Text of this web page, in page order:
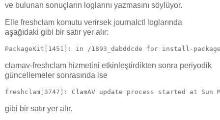
ve bulunan sonuçların loglarını yazmasını söylüyor.
Elle freshclam komutu verirsek journalctl loglarında
aşağıdaki gibi bir satır yer alır:
PackageKit[1451]: in /1893_dabddcde for install-
clamav-freshclam hizmetini etkinleştirdikten sonra periyodik
güncellemeler sonrasında ise
freshclam[3747]: ClamAV update process started at Sun
gibi bir satır yer alır.